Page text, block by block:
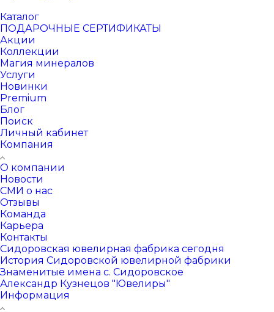
Каталог
ПОДАРОЧНЫЕ СЕРТИФИКАТЫ
Акции
Коллекции
Магия минералов
Услуги
Новинки
Premium
Блог
Поиск
Личный кабинет
Компания
О компании
Новости
СМИ о нас
Отзывы
Команда
Карьера
Контакты
Сидоровская ювелирная фабрика сегодня
История Сидоровской ювелирной фабрики
Знаменитые имена с. Сидоровское
Александр Кузнецов "Ювелиры"
Информация